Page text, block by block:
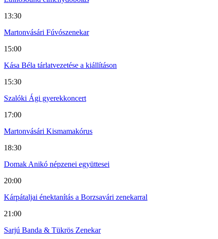
13:30
Martonvásári Fúvószenekar
15:00
Kása Béla tárlatvezetése a kiállításon
15:30
Szalóki Ági gyerekkoncert
17:00
Martonvásári Kismamakórus
18:30
Domak Anikó népzenei együttesei
20:00
Kárpátaljai énektanítás a Borzsavári zenekarral
21:00
Sarjú Banda & Tükrös Zenekar